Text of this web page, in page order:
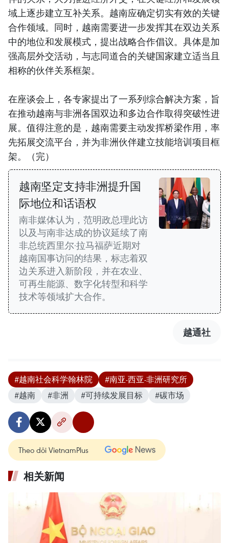
域上逐步建立互补关系。越南应确定切实有效的关键
合作领域。同时，越南需要进一步发挥其在双边关系
中的地位和发展模式，提出战略合作倡议。具体是加
强高层外交活动，与志同道合的关键国家建立适当且
相称的伙伴关系框架。
在座谈会上，各专家提出了一系列综合解决方案，旨
在推动越南与非洲各国双边和多边合作取得突破性进
展。值得注意的是，越南需要主动发挥桥梁作用，率
先拓展交流平台，并为非洲伙伴建立技能培训项目框
架。（完）
越南坚定支持非洲提升国
际地位和话语权
南非媒体认为，范明政总理此访
以及与南非达成的协议延续了南
非总统西里尔·拉马福萨近期对
越南国事访问的结果，标志着双
边关系进入新阶段，并在农业、
可再生能源、数字化转型和科学
技术等领域扩大合作。
越通社
#越南社会科学翰林院
#南亚-西亚-非洲研究所
#越南
#非洲 #可持续发展目标 #碳市场
Theo dõi VietnamPlus
相关新闻